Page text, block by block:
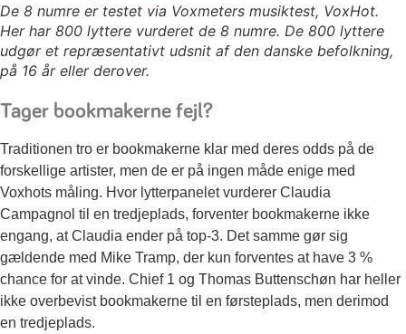
De 8 numre er testet via Voxmeters musiktest, VoxHot.
Her har 800 lyttere vurderet de 8 numre. De 800 lyttere
udgør et repræsentativt udsnit af den danske befolkning,
på 16 år eller derover.
Tager bookmakerne fejl?
Traditionen tro er bookmakerne klar med deres odds på de
forskellige artister, men de er på ingen måde enige med
Voxhots måling. Hvor lytterpanelet vurderer Claudia
Campagnol til en tredjeplads, forventer bookmakerne ikke
engang, at Claudia ender på top-3. Det samme gør sig
gældende med Mike Tramp, der kun forventes at have 3 %
chance for at vinde. Chief 1 og Thomas Buttenschøn har heller
ikke overbevist bookmakerne til en førsteplads, men derimod
en tredjeplads.